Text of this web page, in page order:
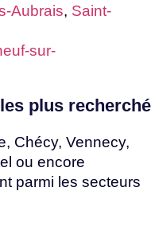
Aubrais, Saint-
sur-
les plus
Chécy, Vennecy,
ou encore
parmi les secteurs